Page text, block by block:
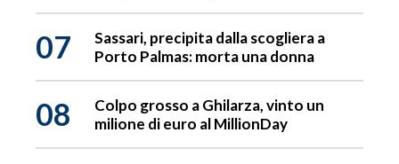
07
Sassari, precipita dalla scogliera a
Porto Palmas: morta una donna
08
Colpo grosso a Ghilarza, vinto un
milione di euro al MillionDay